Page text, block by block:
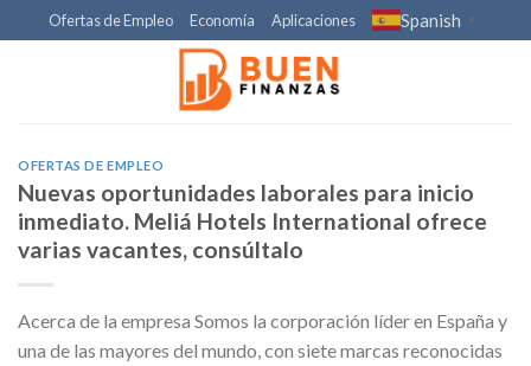
to
Ofertas de Empleo Economía Aplicaciones Spanish ▼
OFERTAS DE EMPLEO
Nuevas oportunidades laborales para inicio
inmediato. Meliá Hotels International ofrece
varias vacantes, consúltalo
Acerca de la empresa Somos la corporación líder en España y
una de las mayores del mundo, con siete marcas reconocidas